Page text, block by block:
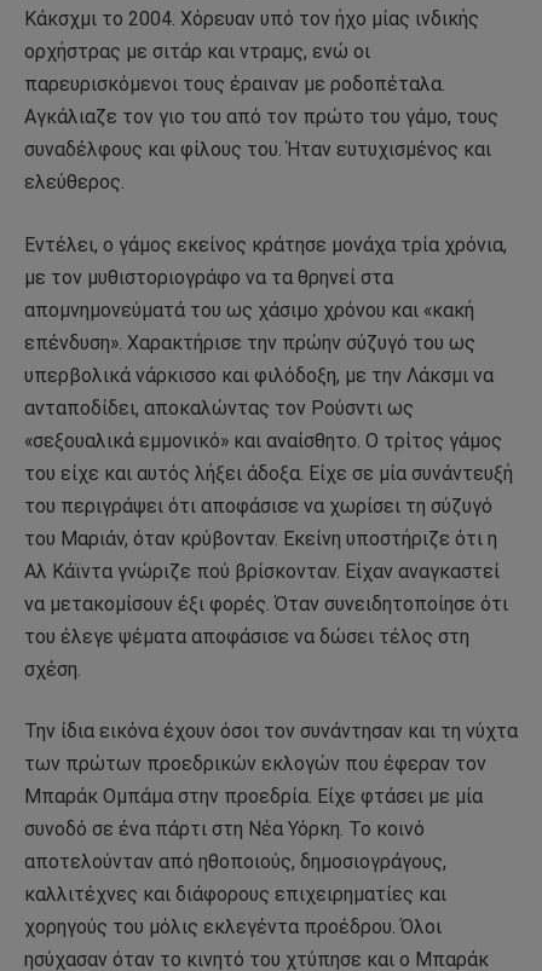
Κάκσχμι το 2004. Χόρευαν υπό τον ήχο μίας ινδικής
ορχήστρας με σιτάρ και ντραμς, ενώ οι
παρευρισκόμενοι τους έραιναν με ροδοπέταλα.
Αγκάλιαζε τον γιο του από τον πρώτο του γάμο, τους
συναδέλφους και φίλους του. Ήταν ευτυχισμένος και
ελεύθερος.
Εντέλει, ο γάμος εκείνος κράτησε μονάχα τρία χρόνια,
με τον μυθιστοριογράφο να τα θρηνεί στα
απομνημονεύματά του ως χάσιμο χρόνου και «κακή
επένδυση». Χαρακτήρισε την πρώην σύζυγό του ως
υπερβολικά νάρκισσο και φιλόδοξη, με την Λάκσμι να
ανταποδίδει, αποκαλώντας τον Ρούσντι ως
«σεξουαλικά εμμονικό» και αναίσθητο. Ο τρίτος γάμος
του είχε και αυτός λήξει άδοξα. Είχε σε μία συνάντευξή
του περιγράψει ότι αποφάσισε να χωρίσει τη σύζυγό
του Μαριάν, όταν κρύβονταν. Εκείνη υποστήριζε ότι η
Αλ Κάϊντα γνώριζε πού βρίσκονταν. Είχαν αναγκαστεί
να μετακομίσουν έξι φορές. Όταν συνειδητοποίησε ότι
του έλεγε ψέματα αποφάσισε να δώσει τέλος στη
σχέση.
Την ίδια εικόνα έχουν όσοι τον συνάντησαν και τη νύχτα
των πρώτων προεδρικών εκλογών που έφεραν τον
Μπαράκ Ομπάμα στην προεδρία. Είχε φτάσει με μία
συνοδό σε ένα πάρτι στη Νέα Υόρκη. Το κοινό
αποτελούνταν από ηθοποιούς, δημοσιογράγους,
καλλιτέχνες και διάφορους επιχειρηματίες και
χορηγούς του μόλις εκλεγέντα προέδρου. Όλοι
ησύχασαν όταν το κινητό του χτύπησε και ο Μπαράκ